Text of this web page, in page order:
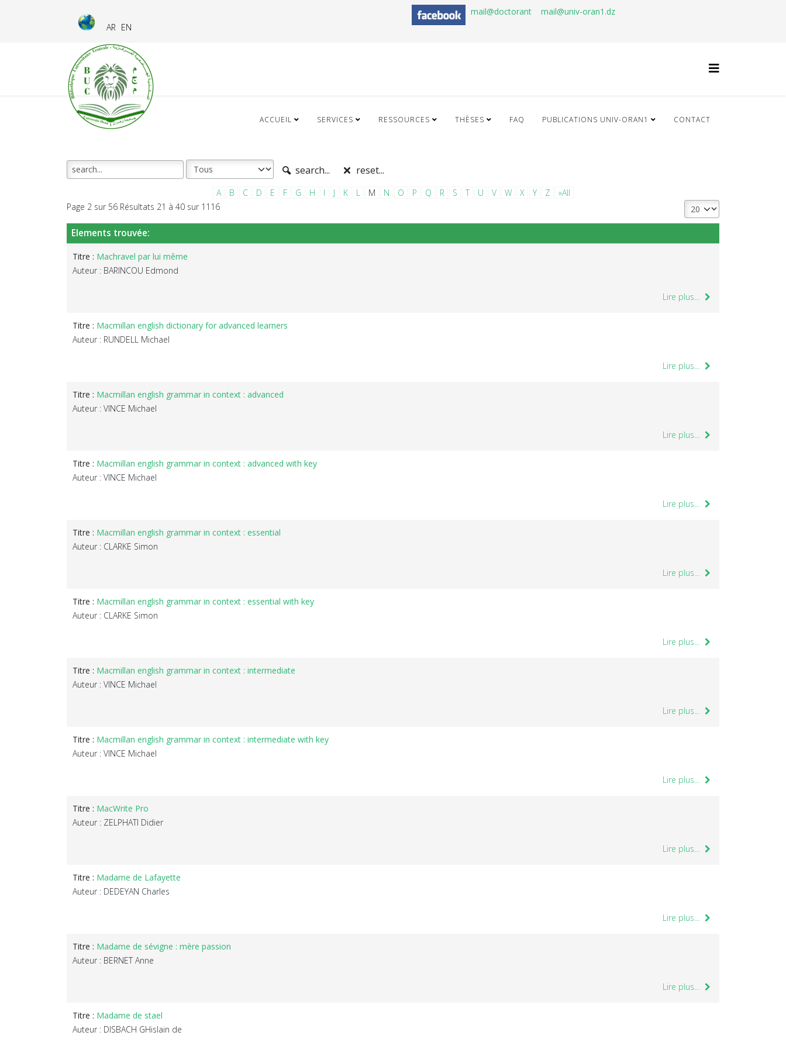
AR EN
mail@doctorant mail@univ-oran1.dz
ACCUEIL SERVICES RESSOURCES THÈSES FAQ PUBLICATIONS UNIV-ORAN1 CONTACT
search... reset...
A B C D E F G H I J K L M N O P Q R S T U V W X Y Z
»All
Page 2 sur 56 Résultats 21 à 40 sur 1116
Elements trouvée:
Titre : Machravel par lui même
Auteur : BARINCOU Edmond
Lire plus...
Titre : Macmillan english dictionary for advanced learners
Auteur : RUNDELL Michael
Lire plus...
Titre : Macmillan english grammar in context : advanced
Auteur : VINCE Michael
Lire plus...
Titre : Macmillan english grammar in context : advanced with key
Auteur : VINCE Michael
Lire plus...
Titre : Macmillan english grammar in context : essential
Auteur : CLARKE Simon
Lire plus...
Titre : Macmillan english grammar in context : essential with key
Auteur : CLARKE Simon
Lire plus...
Titre : Macmillan english grammar in context : intermediate
Auteur : VINCE Michael
Lire plus...
Titre : Macmillan english grammar in context : intermediate with key
Auteur : VINCE Michael
Lire plus...
Titre : MacWrite Pro
Auteur : ZELPHATI Didier
Lire plus...
Titre : Madame de Lafayette
Auteur : DEDEYAN Charles
Lire plus...
Titre : Madame de sévigne : mère passion
Auteur : BERNET Anne
Lire plus...
Titre : Madame de stael
Auteur : DISBACH GHislain de